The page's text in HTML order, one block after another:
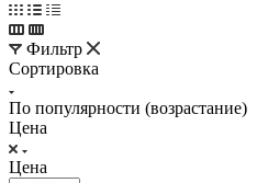
Фильтр
Сортировка
По популярности (возрастание)
Цена
Цена